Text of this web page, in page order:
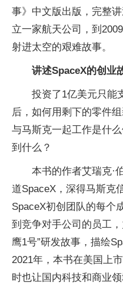
事》中文版出版，完整
立一家航天公司，到
射进太空的艰难故事。
讲述SpaceX的创业
投资了1亿美元只能
后，如何用剩下的零件
与马斯克一起工作是什
到什么？
本书的作者艾瑞克·
道SpaceX，深得马斯克
SpaceX初创团队的每个
到竞争对手公司的员工
鹰1号”研发故事，描绘
2021年，本书在美国上
时也让国内科技和商业领